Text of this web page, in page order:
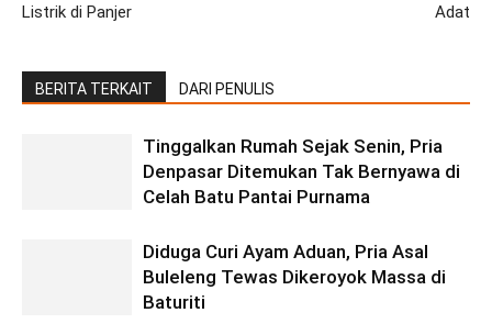
Listrik di Panjer
Adat
BERITA TERKAIT DARI PENULIS
Tinggalkan Rumah Sejak Senin, Pria
Denpasar Ditemukan Tak Bernyawa di
Celah Batu Pantai Purnama
Diduga Curi Ayam Aduan, Pria Asal
Buleleng Tewas Dikeroyok Massa di
Baturiti